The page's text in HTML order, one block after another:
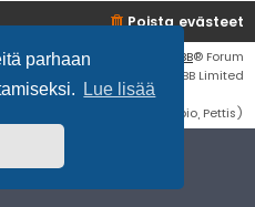
parhaan
Lue lisää
Poista evästeet
ohjelmisto phpBB® Forum
Software © phpBB Limited
Suomi (lurttinen, harritapio, Pettis)